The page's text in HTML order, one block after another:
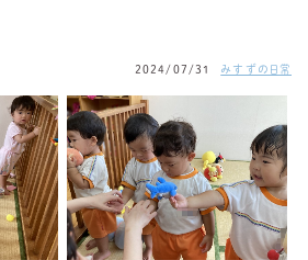
2024/07/31 みすずの日常